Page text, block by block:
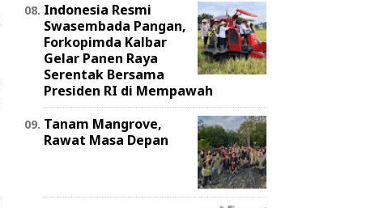
Indonesia Resmi
Swasembada Pangan,
Forkopimda Kalbar
Gelar Panen Raya
Serentak Bersama
Presiden RI di Mempawah
Tanam Mangrove,
Rawat Masa Depan